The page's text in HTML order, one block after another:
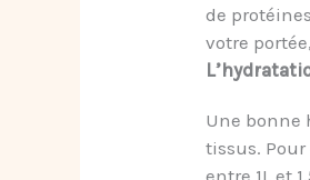
de
votre
Une bonne
tissus.